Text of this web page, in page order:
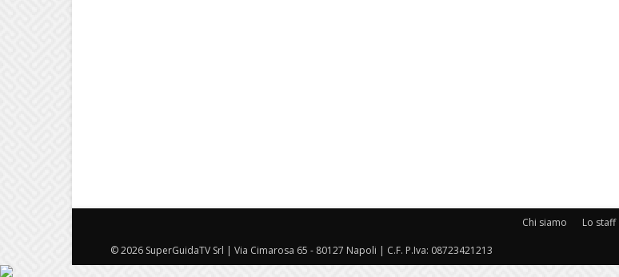
Chi siamo Lo staff
© 2026 SuperGuidaTV Srl | Via Cimarosa 65 - 80127 Napoli | C.F. P.Iva: 08723421213